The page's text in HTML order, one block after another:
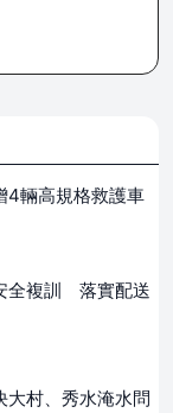
4輛高規格救護車
全複訓 落實配送
村、秀水淹水問